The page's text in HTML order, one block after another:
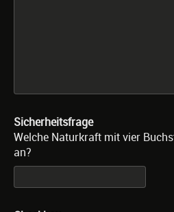
Sicherheitsfrage
Welche Naturkraft mit vier
an?